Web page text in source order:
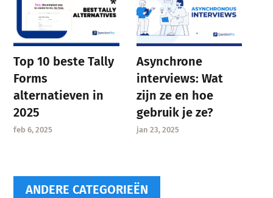
Top 10 beste Tally
Forms
alternatieven in
2025
feb 6, 2025
Asynchrone
interviews: Wat
zijn ze en hoe
gebruik je ze?
jan 23, 2025
ANDERE CATEGORIEËN